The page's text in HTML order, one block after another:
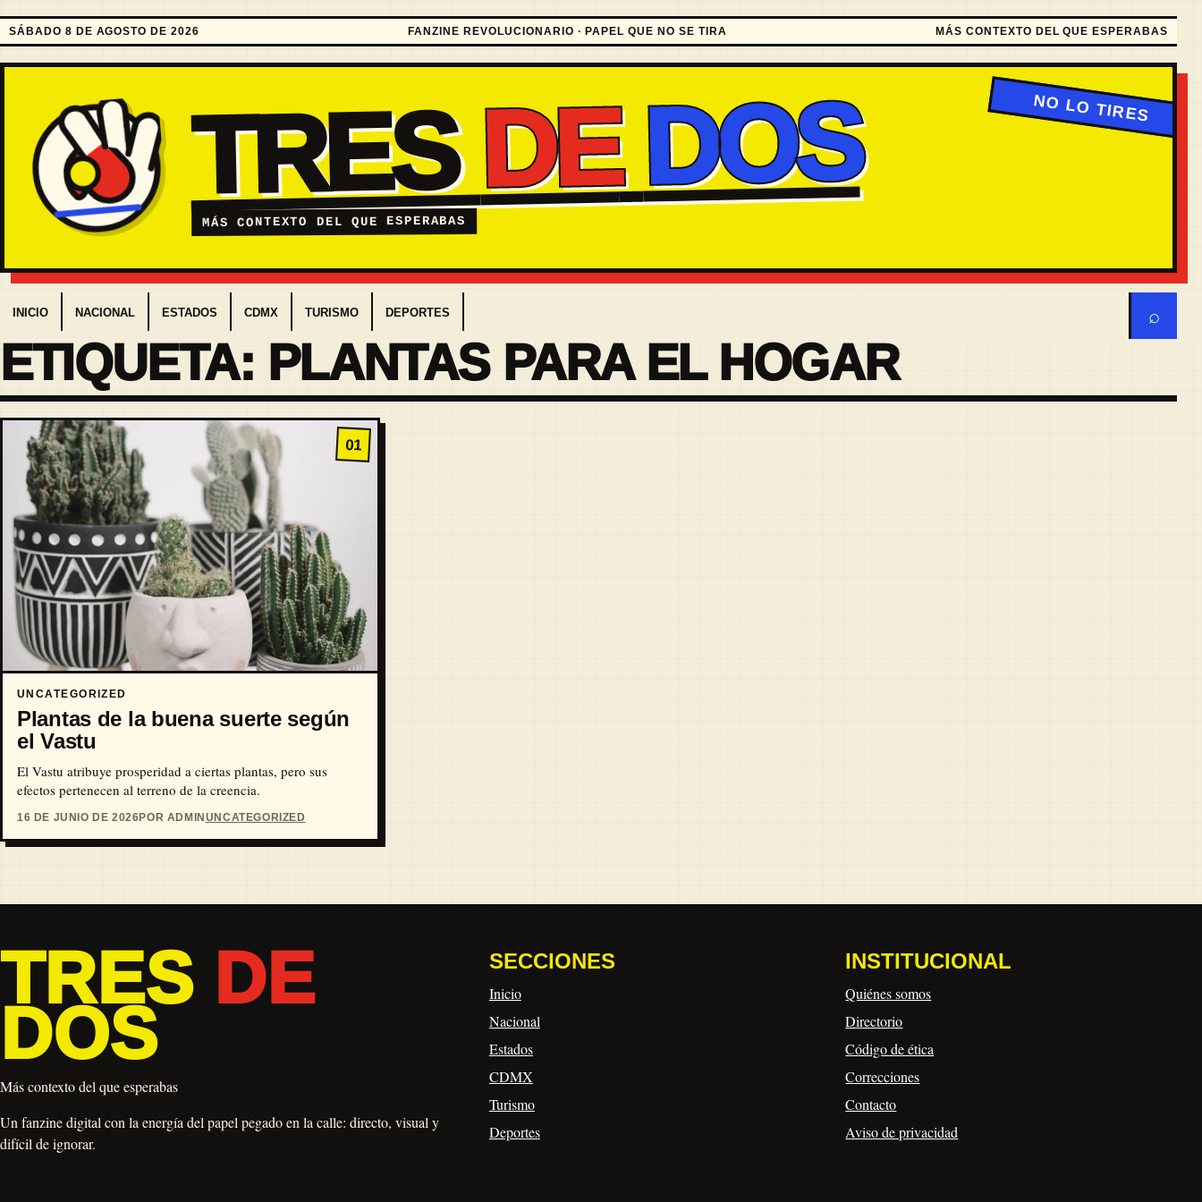
SÁBADO 8 DE AGOSTO DE 2026 FANZINE REVOLUCIONARIO · PAPEL QUE NO SE TIRA MÁS CONTEXTO DEL QUE ESPERABAS
TRESDE DOS
MÁS CONTEXTO DEL QUE ESPERABAS
INICIO NACIONAL ESTADOS CDMX TURISMO DEPORTES ⌕
ETIQUETA: PLANTAS PARA EL HOGAR
01
UNCATEGORIZED
Plantas de la buena suerte según
el Vastu
El Vastu atribuye prosperidad a ciertas plantas, pero sus
efectos pertenecen al terreno de la creencia.
16 DE JUNIO DE 2026POR ADMINUNCATEGORIZED
TRES DE
DOS
Más contexto del que esperabas
Un fanzine digital con la energía del papel pegado en la calle: directo, visual y
difícil de ignorar.
SECCIONES
Inicio
Nacional
Estados
CDMX
Turismo
Deportes
INSTITUCIONAL
Quiénes somos
Directorio
Código de ética
Correcciones
Contacto
Aviso de privacidad